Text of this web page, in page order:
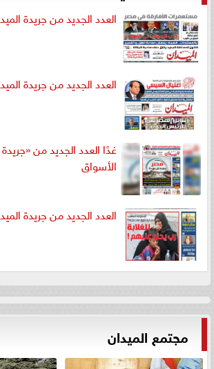
العدد الجديد من جريدة الميدان
العدد الجديد من جريدة الميدان
غدًا العدد الجديد من
الأسواق
العدد الجديد من جريدة الميدان
مجتمع الميدان